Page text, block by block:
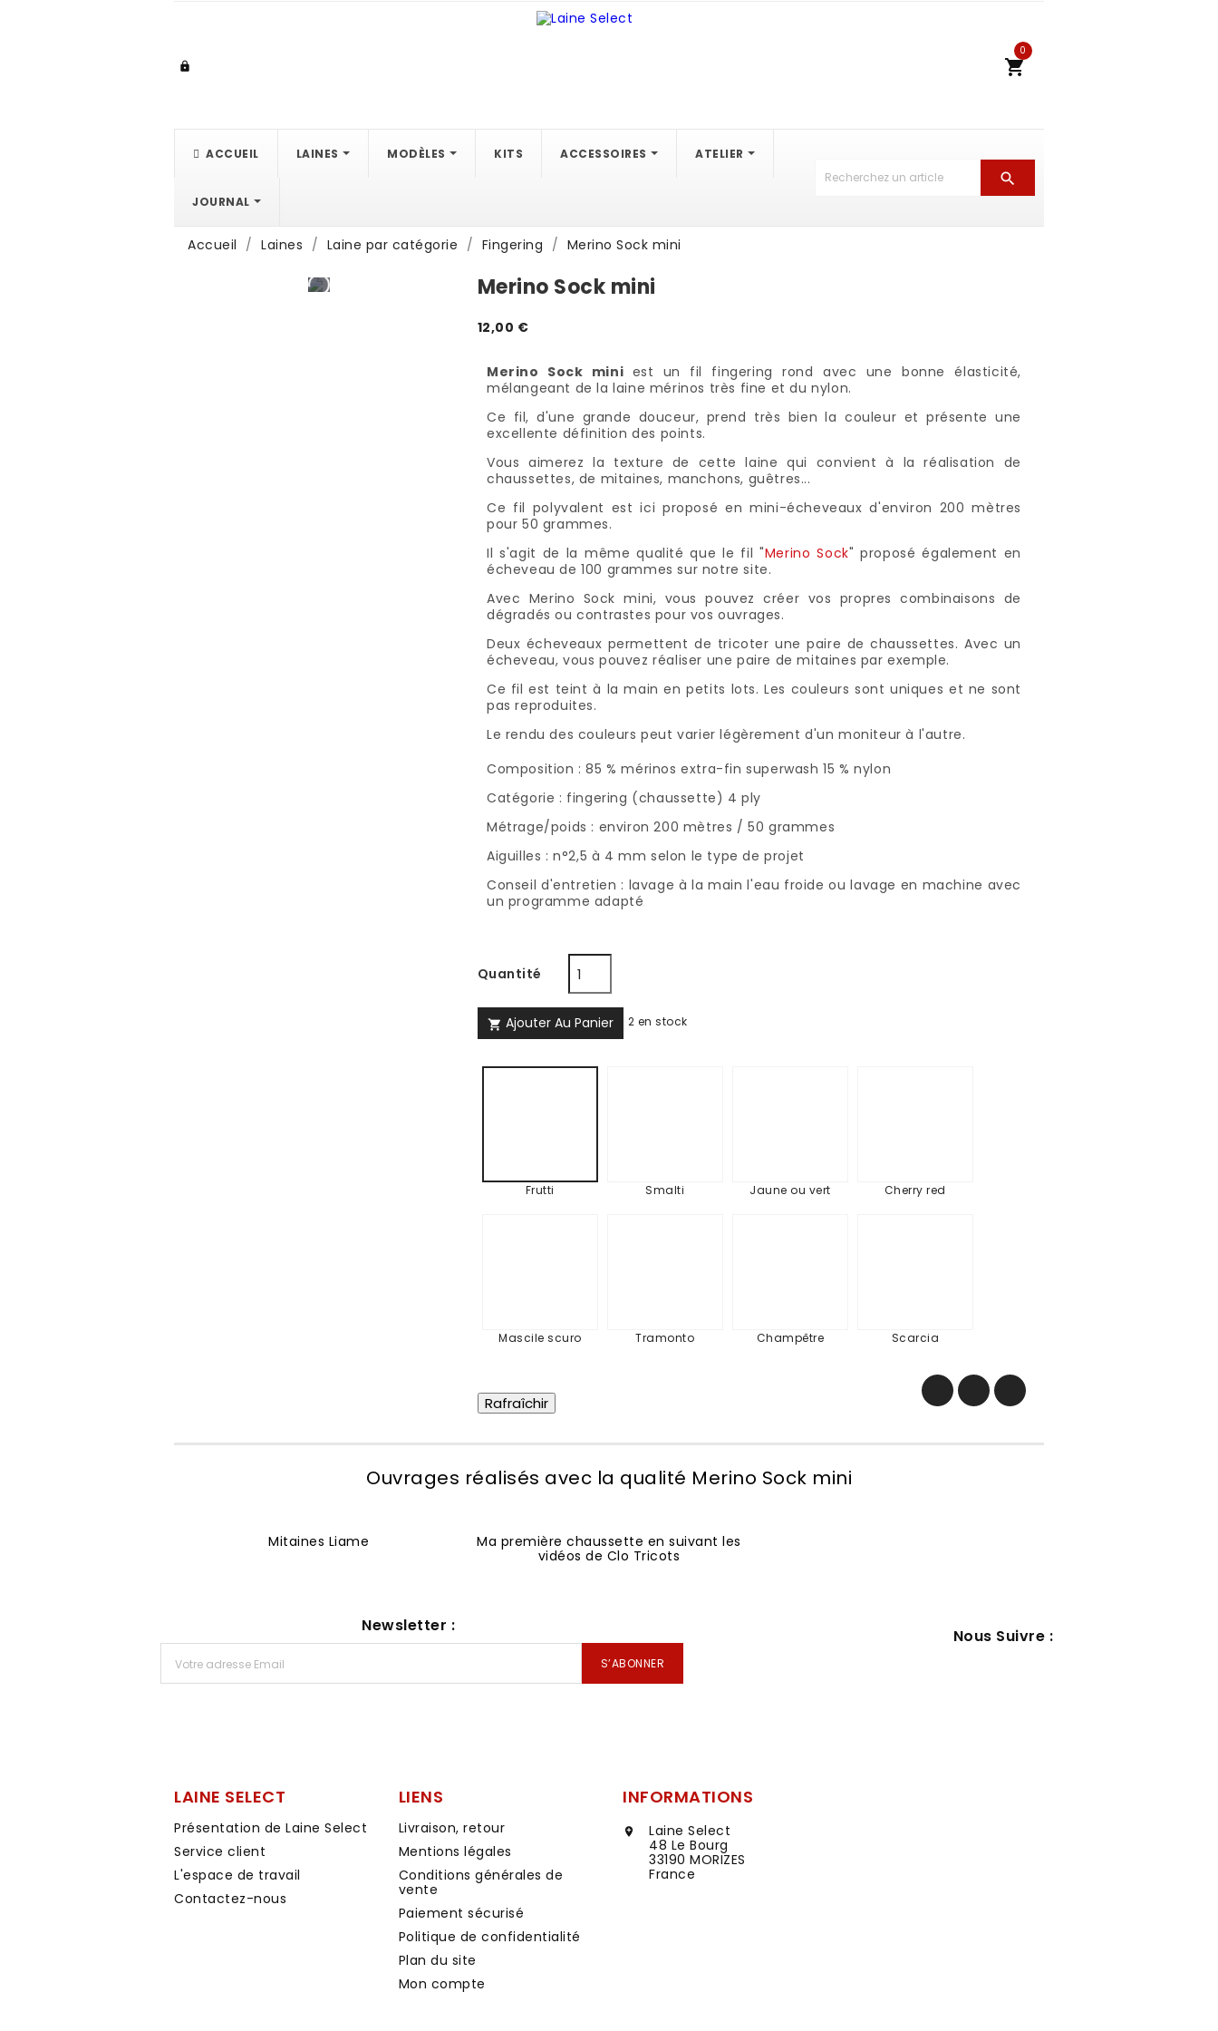
 
0
ACCUEIL LAINES MODÈLES KITS ACCESSOIRES ATELIER
JOURNAL

Accueil Laines Laine par catégorie Fingering Merino Sock mini
Merino Sock mini
12,00 €
Merino Sock mini est un fil fingering rond avec une bonne élasticité,
mélangeant de la laine mérinos très fine et du nylon.
Ce fil, d'une grande douceur, prend très bien la couleur et présente une
excellente définition des points.
Vous aimerez la texture de cette laine qui convient à la réalisation de
chaussettes, de mitaines, manchons, guêtres...
Ce fil polyvalent est ici proposé en mini-écheveaux d'environ 200 mètres
pour 50 grammes.
Il s'agit de la même qualité que le fil "Merino Sock" proposé également en
écheveau de 100 grammes sur notre site.
Avec Merino Sock mini, vous pouvez créer vos propres combinaisons de
dégradés ou contrastes pour vos ouvrages.
Deux écheveaux permettent de tricoter une paire de chaussettes. Avec un
écheveau, vous pouvez réaliser une paire de mitaines par exemple.
Ce fil est teint à la main en petits lots. Les couleurs sont uniques et ne sont
pas reproduites.
Le rendu des couleurs peut varier légèrement d'un moniteur à l'autre.
Composition : 85 % mérinos extra-fin superwash 15 % nylon
Catégorie : fingering (chaussette) 4 ply
Métrage/poids : environ 200 mètres / 50 grammes
Aiguilles : n°2,5 à 4 mm selon le type de projet
Conseil d'entretien : lavage à la main l'eau froide ou lavage en machine avec
un programme adapté
Quantité
 Ajouter Au Panier 2 en stock
Frutti
Frutti Smalti Jaune ou vert
Cherry red
Mascile scuro Tramonto Champêtre Scarcia
Ouvrages réalisés avec la qualité Merino Sock mini
Mitaines Liame
Ma première chaussette en suivant les
vidéos de Clo Tricots
Newsletter :
Nous Suivre :
LAINE SELECT
Présentation de Laine Select
Service client
L'espace de travail
Contactez-nous
LIENS
Livraison, retour
Mentions légales
Conditions générales de
vente
Paiement sécurisé
Politique de confidentialité
Plan du site
Mon compte
INFORMATIONS

Laine Select
48 Le Bourg
33190 MORIZES
France